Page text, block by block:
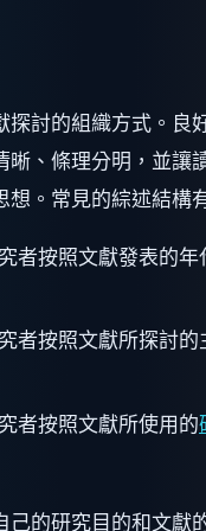
探討的組織方式。良
晰、條理分明，並讓
想。常見的綜述結構
者按照文獻發表的
者按照文獻所探討的
者按照文獻所使用的
己的研究目的和文獻